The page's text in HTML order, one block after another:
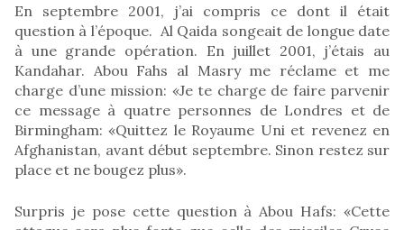
En septembre 2001, j’ai compris ce dont il était
question à l’époque. Al Qaida songeait de longue date
à une grande opération. En juillet 2001, j’étais au
Kandahar. Abou Fahs al Masry me réclame et me
charge d’une mission: «Je te charge de faire parvenir
ce message à quatre personnes de Londres et de
Birmingham: «Quittez le Royaume Uni et revenez en
Afghanistan, avant début septembre. Sinon restez sur
place et ne bougez plus».
Surpris je pose cette question à Abou Hafs: «Cette